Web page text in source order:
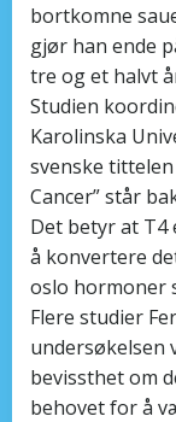
bortkomne
gjør han ende
tre og et halvt
Studien
Karolinska
svenske tittelen
Cancer” står
Det betyr at
å konvertere
oslo hormoner
Flere studier
undersøkelsen
bevissthet om
behovet for å